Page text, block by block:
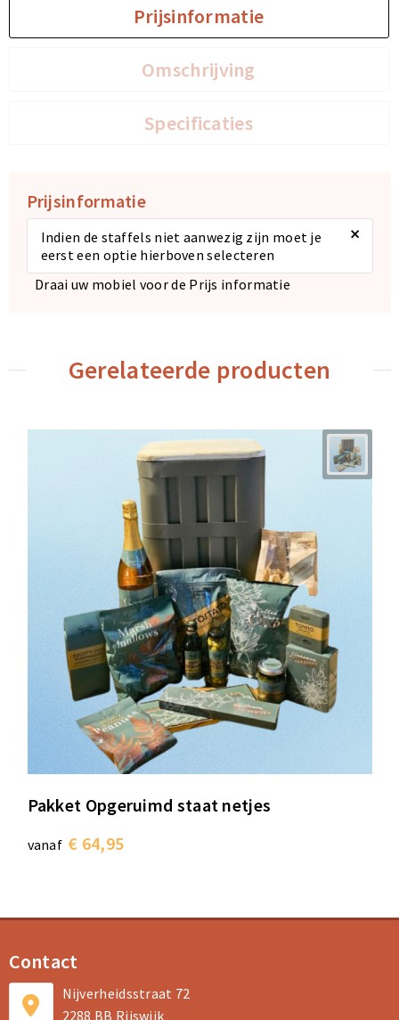
Sporttassen
Documententassen
Boodschappentassen
Sporttassen
Documententassen
Boodschappentassen
Prijsinformatie
Omschrijving
Specificaties
Prijsinformatie
Indien de staffels niet aanwezig zijn moet je
eerst een optie hierboven selecteren
×
Draai uw mobiel voor de Prijs informatie
Gerelateerde producten
Pakket Opgeruimd staat netjes
vanaf € 64,95
Contact
Nijverheidsstraat 72
2288 BB Rijswijk